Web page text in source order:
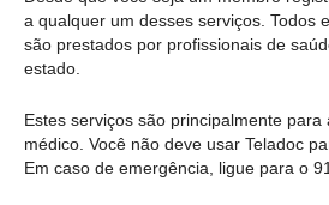
a qualquer um desses serviços. Todos
são prestados por profissionais de
estado.
Estes serviços são principalmente para
médico. Você não deve usar Teladoc
Em caso de emergência, ligue para o